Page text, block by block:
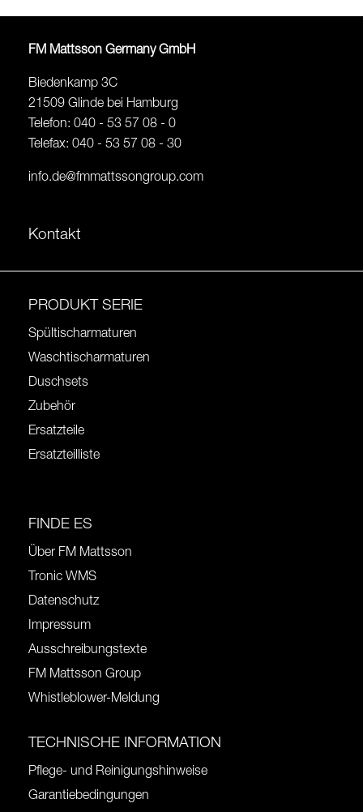
FM Mattsson Germany GmbH
Biedenkamp 3C
21509 Glinde bei Hamburg
Telefon: 040 - 53 57 08 - 0
Telefax: 040 - 53 57 08 - 30
info.de@fmmattssongroup.com
Kontakt
PRODUKT SERIE
Spültischarmaturen
Waschtischarmaturen
Duschsets
Zubehör
Ersatzteile
Ersatzteilliste
FINDE ES
Über FM Mattsson
Tronic WMS
Datenschutz
Impressum
Ausschreibungstexte
FM Mattsson Group
Whistleblower-Meldung
TECHNISCHE INFORMATION
Pflege- und Reinigungshinweise
Garantiebedingungen